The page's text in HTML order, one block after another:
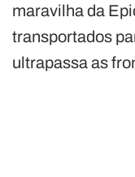
maravilha da
transportados
ultrapassa as